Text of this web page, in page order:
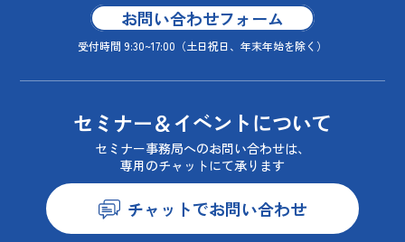
お問い合わせフォーム
受付時間 9:30~17:00 （土日祝日、年末年始を除く）
セミナー＆イベントについて
セミナー事務局へのお問い合わせは、
専用のチャットにて承ります
チャットでお問い合わせ